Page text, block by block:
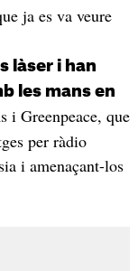
ja es va veure
làser i han
les mans en
i Greenpeace, que
per ràdio
i amenaçant-los